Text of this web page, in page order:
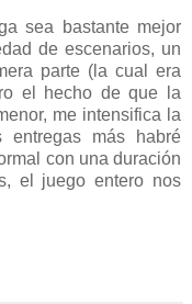
sea bastante mejor
de escenarios, un
parte (la cual era
el hecho de que la
me intensifica la
más habré
con una duración
el juego entero nos